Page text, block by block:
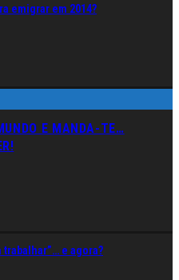
emigrar em 2014?
E MANDA-TE…
trabalhar”… e agora?